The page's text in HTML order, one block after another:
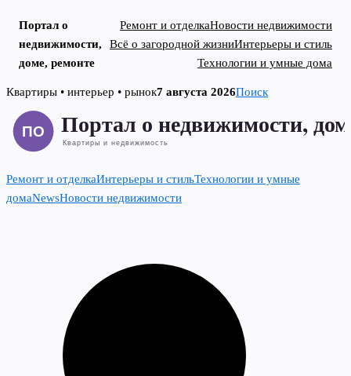
Портал о
недвижимости,
доме, ремонте
Ремонт и отделкаНовости недвижимости
Всё о загородной жизниИнтерьеры и стиль
Технологии и умные дома
Skip
content
Квартиры • интерьер • рынок7 августа 2026Поиск
Ремонт и отделкаИнтерьеры и стильТехнологии и умные
домаNewsНовости недвижимости